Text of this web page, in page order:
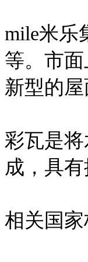
mile米乐
等。市
新型的屋
彩瓦是
成，具
相关国家